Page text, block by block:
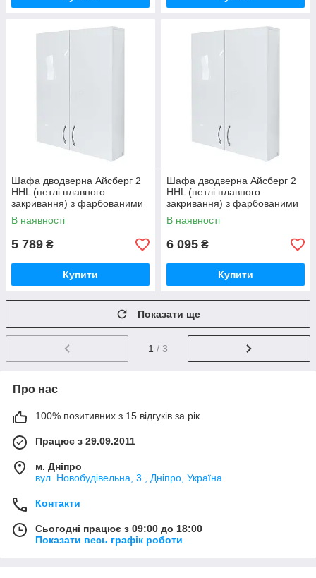
Шафа дводверна Айсберг 2
HHL (петлі плавного
закривання) з фарбованими
МДФ фасадами ширина 650
МАКСІ-Мебель
В наявності
5 789 ₴
Купити
Шафа дводверна Айсберг 2
HHL (петлі плавного
закривання) з фарбованими
МДФ фасадами ширина 700
МАКСІ-МЕбель
В наявності
6 095 ₴
Купити
Показати ще
1 / 3
Про нас
100% позитивних з 15 відгуків за рік
Працює з 29.09.2011
м. Дніпро
вул. Новобудівельна, 3 , Дніпро, Україна
Контакти
Сьогодні працює з 09:00 до 18:00
Показати весь графік роботи